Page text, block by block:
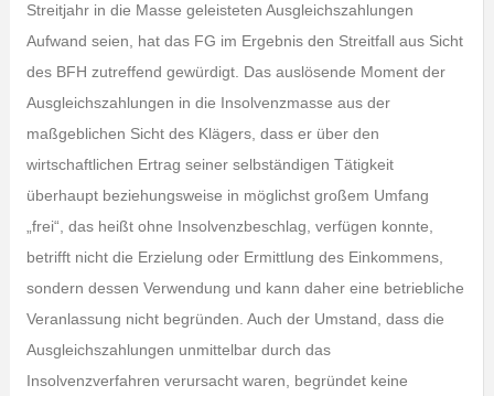
Streitjahr in die Masse geleisteten Ausgleichszahlungen
Aufwand seien, hat das FG im Ergebnis den Streitfall aus Sicht
des BFH zutreffend gewürdigt. Das auslösende Moment der
Ausgleichszahlungen in die Insolvenzmasse aus der
maßgeblichen Sicht des Klägers, dass er über den
wirtschaftlichen Ertrag seiner selbständigen Tätigkeit
überhaupt beziehungsweise in möglichst großem Umfang
„frei“, das heißt ohne Insolvenzbeschlag, verfügen konnte,
betrifft nicht die Erzielung oder Ermittlung des Einkommens,
sondern dessen Verwendung und kann daher eine betriebliche
Veranlassung nicht begründen. Auch der Umstand, dass die
Ausgleichszahlungen unmittelbar durch das
Insolvenzverfahren verursacht waren, begründet keine